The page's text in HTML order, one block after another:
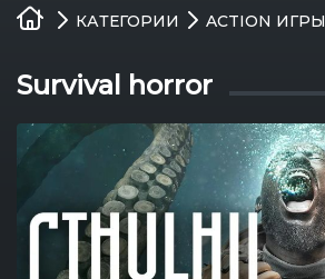
Игры
Компании
КАТЕГОРИИ ACTION ИГРЫ
Survival horror